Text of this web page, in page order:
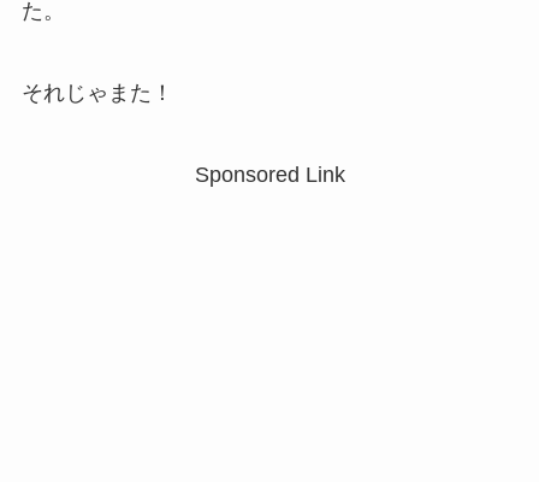
た。
それじゃまた！
Sponsored Link